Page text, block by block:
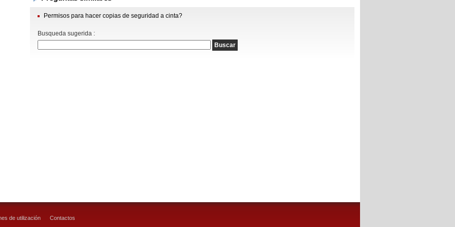
Permisos para hacer copias de seguridad a cinta?
Busqueda sugerida :
de utilización Contactos